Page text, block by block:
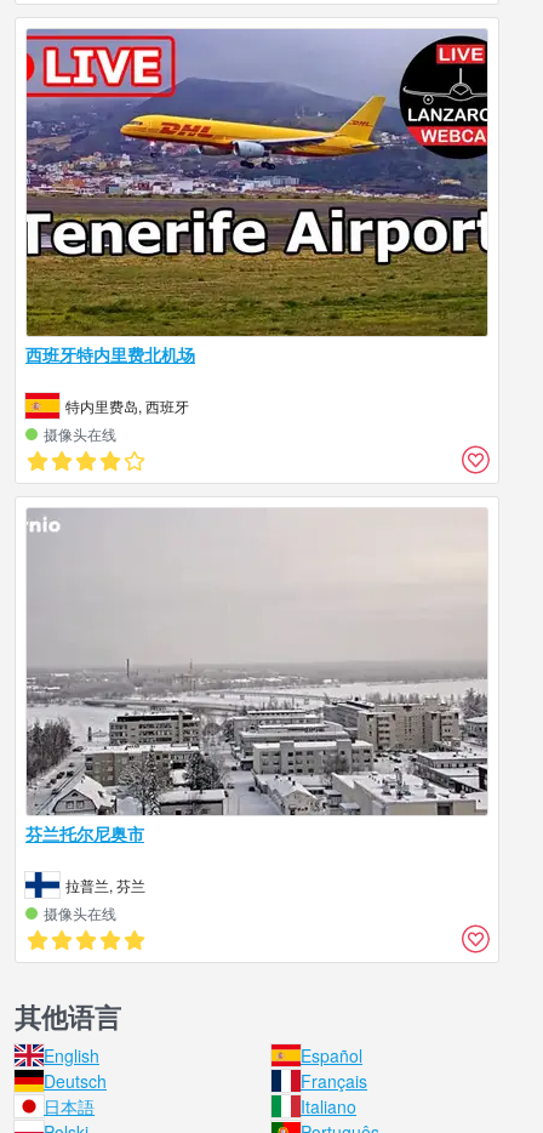
西班牙特内里费北机场
特内里费岛, 西班牙
摄像头在线
芬兰托尔尼奥市
拉普兰, 芬兰
摄像头在线
其他语言
English
Español
Deutsch
Français
日本語
Italiano